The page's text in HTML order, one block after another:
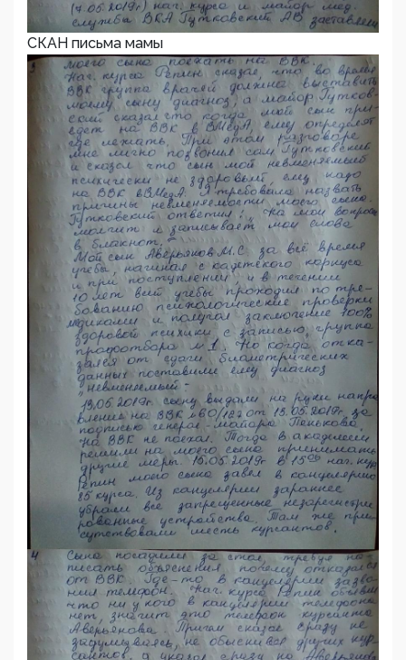
СКАН письма мамы